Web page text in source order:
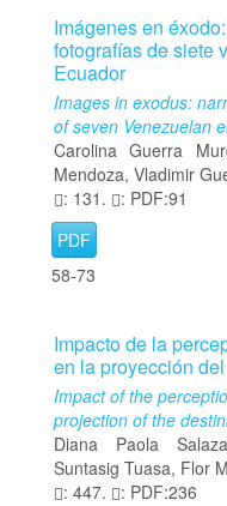
Imágenes en
fotografías de siete
Ecuador
Images in exodus:
of seven Venezuelan
Carolina Guerra
Mendoza, Vladimir
: 131.
: PDF:91
PDF
58-73
Impacto de la
en la proyección
Impact of the
projection of the
Diana Paola
Suntasig Tuasa, Flor
: 447.
: PDF:236